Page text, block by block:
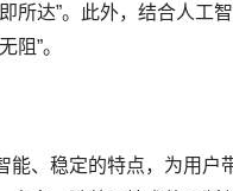
所达”。此外，结合人工
阻”。
能、稳定的特点，为用